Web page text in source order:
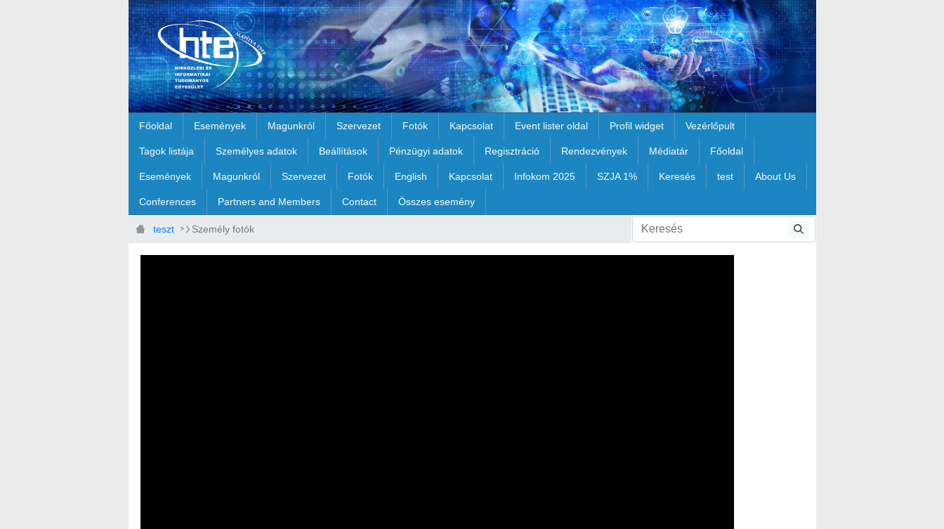
Főoldal Események Magunkról Szervezet Fotók Kapcsolat Event lister oldal Profil widget Vezérlőpult
Tagok listája Személyes adatok Beállítások Pénzügyi adatok Regisztráció Rendezvények Médiatár Főoldal
Események Magunkról Szervezet Fotók English Kapcsolat Infokom 2025 SZJA 1% Keresés test About Us
Conferences Partners and Members Contact Összes esemény
teszt Személy fotók